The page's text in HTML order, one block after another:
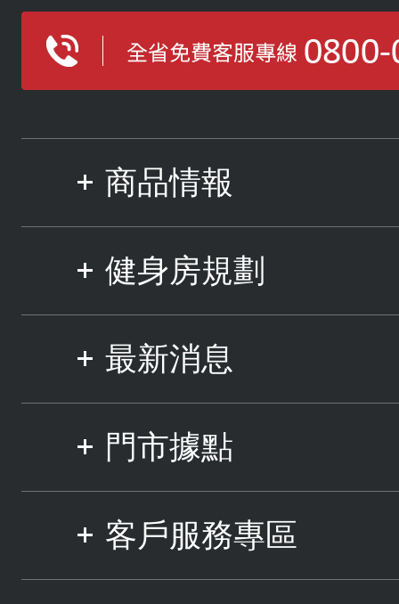
商品情報
健身房規劃
最新消息
門市據點
客戶服務專區